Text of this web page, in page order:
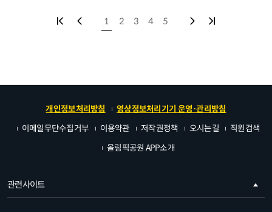
불가 합니다.그래서 1
첫페이지이전페이지
1 2 3 4 5 다음페이지마지막페이지
개인정보처리방침
영상정보처리기기 운영·관리방침
이메일무단수집거부
이용약관 저작권정책 오시는길
직원검색
올림픽공원 APP소개
관련사이트